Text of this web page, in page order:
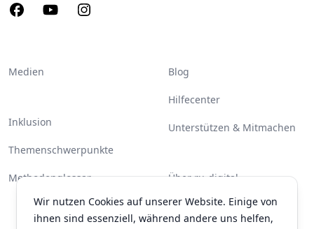
Wir nutzen Cookies auf unserer Website. Einige von
ihnen sind essenziell, während andere uns helfen,
FacebookYoutubeInstagram
Medien
Inklusion
Themenschwerpunkte
Methodenglossar
Blog
Hilfecenter
Unterstützen & Mitmachen
Über ru-digital
Partner & Unterstützer